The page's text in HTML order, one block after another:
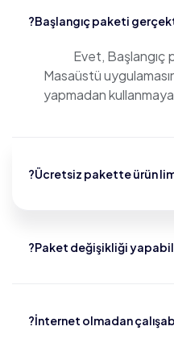
Başlangıç paketi
Evet, Başlangıç
Masaüstü
yapmadan
Ücretsiz pakette ürün
Paket değişikliği
İnternet olmadan